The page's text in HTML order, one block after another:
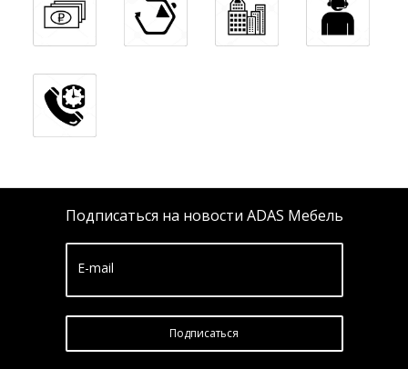
Подписаться на новости ADAS Мебель
E-mail
Подписатьcя